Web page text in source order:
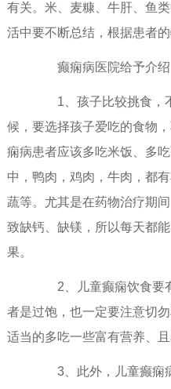
有关。米、麦糠、牛肝、鱼
活中要不断总结，根据患者的
癫痫病医院给予介绍
1、孩子比较挑食，
候，要选择孩子爱吃的食物
痫病患者应该多吃米饭、多
中，鸭肉，鸡肉，牛肉，都
蔬等。尤其是在药物治疗期
致缺钙、缺镁，所以每天都
果。
2、儿童癫痫饮食要
者是过饱，也一定要注意切
适当的多吃一些富有营养、且
3、此外，儿童癫痫病